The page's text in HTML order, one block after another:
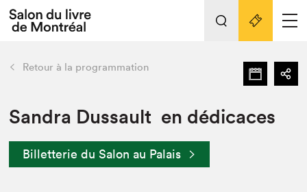
L'événement
Préparer sa visite au Salon
Actualités
retour Nos activités
Préparer sa visite
Liens pratiques
Retour à la programmation
Sandra Dussault en dédicaces
Billetterie du Salon au Palais